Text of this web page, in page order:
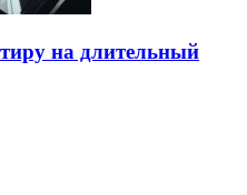
на длительный